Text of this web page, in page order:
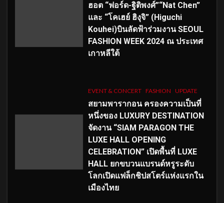
ฮอต “ฟอร์ด-ฐิติพงศ์”“Nat Chen”
และ “โคเฮย์ ฮิงุจิ” (Higuchi
Kouhei)บินลัดฟ้าร่วมงาน SEOUL
FASHION WEEK 2024 ณ ประเทศ
เกาหลีใต้
EVENT & CONCERT FASHION UPDATE
สยามพารากอน ครองความเป็นที่
หนึ่งของ LUXURY DESTINATION
จัดงาน “SIAM PARAGON THE
LUXE HALL OPENING
CELEBRATION” เปิดพื้นที่ LUXE
HALL ยกขบวนแบรนด์หรูระดับ
โลกเปิดแฟล็กชิปสโตร์แห่งแรกใน
เมืองไทย